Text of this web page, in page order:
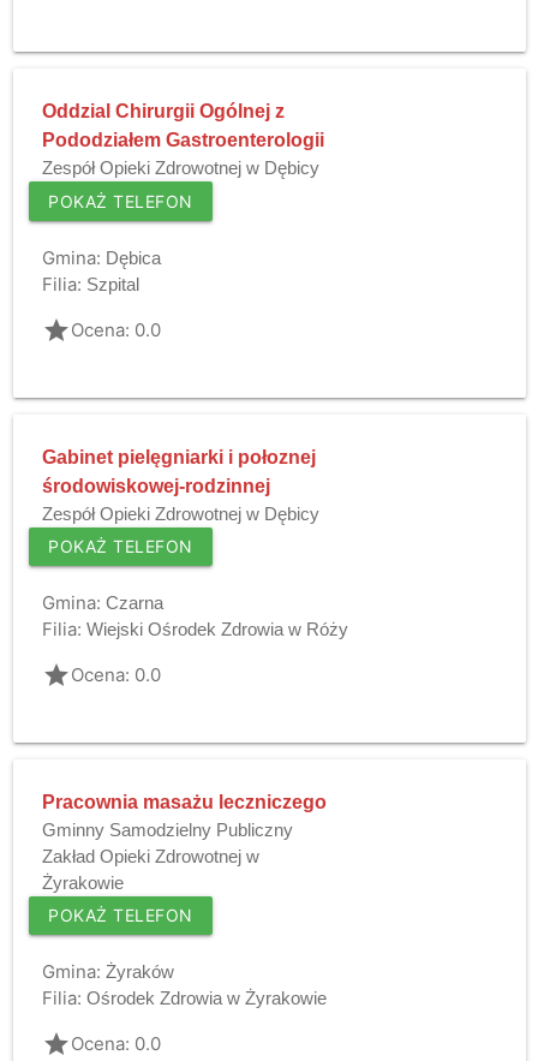
Oddzial Chirurgii Ogólnej z
Pododziałem Gastroenterologii
Zespół Opieki Zdrowotnej w Dębicy
POKAŻ TELEFON
Gmina: Dębica
Filia: Szpital
gradeOcena: 0.0
Gabinet pielęgniarki i połoznej
środowiskowej-rodzinnej
Zespół Opieki Zdrowotnej w Dębicy
POKAŻ TELEFON
Gmina: Czarna
Filia: Wiejski Ośrodek Zdrowia w Róży
gradeOcena: 0.0
Pracownia masażu leczniczego
Gminny Samodzielny Publiczny
Zakład Opieki Zdrowotnej w
Żyrakowie
POKAŻ TELEFON
Gmina: Żyraków
Filia: Ośrodek Zdrowia w Żyrakowie
gradeOcena: 0.0